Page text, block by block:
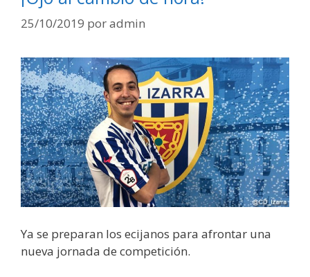
25/10/2019 poradmin
Ya se preparan los ecijanos para afrontar una
nueva jornada de competición.